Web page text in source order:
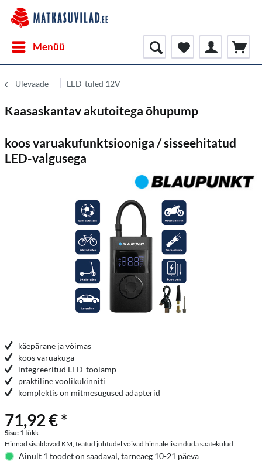
Menüü
Ülevaade LED-tuled 12V
Kaasaskantav akutoitega õhupump
koos varuakufunktsiooniga / sisseehitatud
LED-valgusega
käepärane ja võimas
koos varuakuga
integreeritud LED-töölamp
praktiline voolikukinniti
komplektis on mitmesugused adapterid
71,92 € *
Sisu: 1 tükk
Hinnad sisaldavad KM, teatud juhtudel võivad hinnale lisanduda saatekulud
Ainult 1 toodet on saadaval, tarneaeg 10-21 päeva